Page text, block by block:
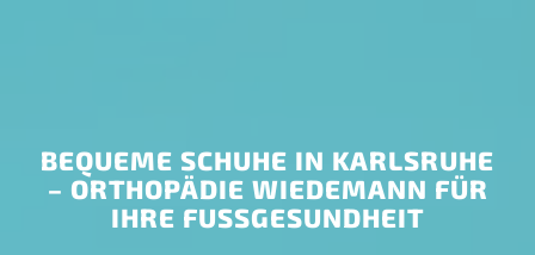
BEQUEME SCHUHE IN KARLSRUHE
– ORTHOPÄDIE WIEDEMANN FÜR
IHRE FUSSGESUNDHEIT